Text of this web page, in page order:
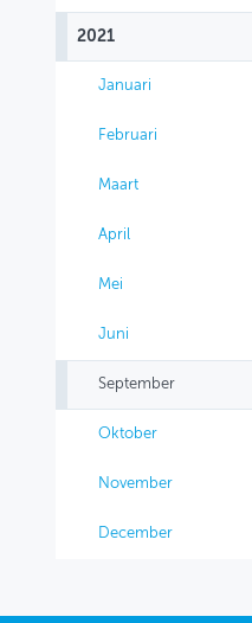
2021
Januari
Februari
Maart
April
Mei
Juni
September
Oktober
November
December